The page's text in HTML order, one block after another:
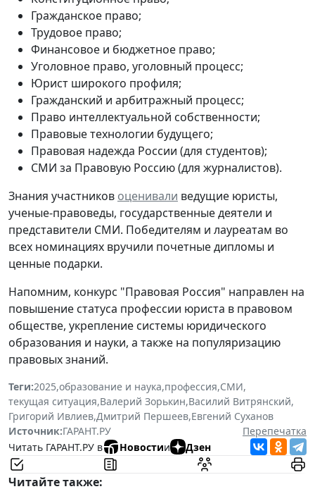
Гражданское право;
Трудовое право;
Финансовое и бюджетное право;
Уголовное право, уголовный процесс;
Юрист широкого профиля;
Гражданский и арбитражный процесс;
Право интеллектуальной собственности;
Правовые технологии будущего;
Правовая надежда России (для студентов);
СМИ за Правовую Россию (для журналистов).
Знания участников оценивали ведущие юристы,
ученые-правоведы, государственные деятели и
представители СМИ. Победителям и лауреатам во
всех номинациях вручили почетные дипломы и
ценные подарки.
Напомним, конкурс "Правовая Россия" направлен на
повышение статуса профессии юриста в правовом
обществе, укрепление системы юридического
образования и науки, а также на популяризацию
правовых знаний.
Теги:2025,образование и наука,профессия,СМИ,
текущая ситуация,Валерий Зорькин,Василий Витрянский,
Григорий Ивлиев,Дмитрий Першеев,Евгений Суханов
Источник:ГАРАНТ.РУ
Перепечатка
Читать ГАРАНТ.РУ в
Новостии Дзен
Читайте также: